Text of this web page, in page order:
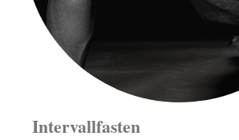
Intervallfasten